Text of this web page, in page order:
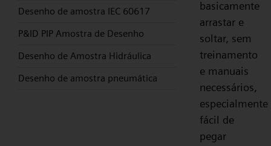
Desenho de amostra IEC 60617
P&ID PIP Amostra de Desenho
Desenho de Amostra Hidráulica
Desenho de amostra pneumática
basicamente
arrastar e
soltar, sem
treinamento
e manuais
necessários,
especialmente
fácil de
pegar